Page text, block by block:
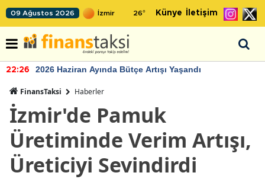
09 Ağustos 2026 26° Künye İletişim
22:26 2026 Haziran Ayında Bütçe Artışı Yaşandı
FinansTaksi Haberler
İzmir'de Pamuk
Üretiminde Verim Artışı,
Üreticiyi Sevindirdi